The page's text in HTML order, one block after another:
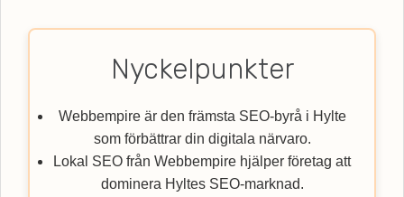
Nyckelpunkter
Webbempire är den främsta SEO-byrå i Hylte
som förbättrar din digitala närvaro.
Lokal SEO från Webbempire hjälper företag att
dominera Hyltes SEO-marknad.